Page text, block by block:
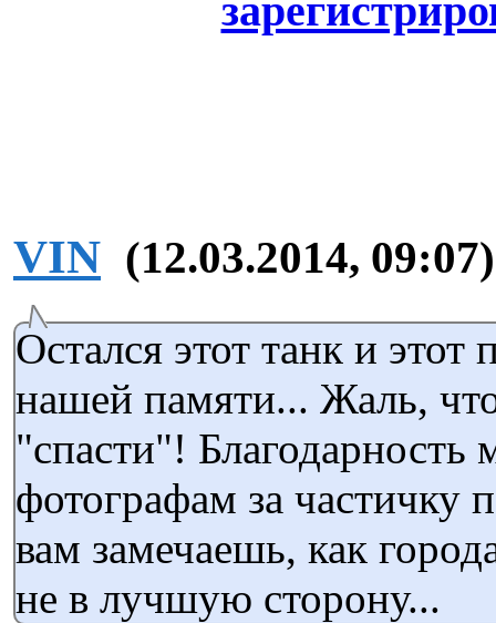
VIN (12.03.2014, 09:07)
Остался этот танк и этот
нашей памяти... Жаль,
"спасти"! Благодарность
фотографам за частичку
вам замечаешь, как
не в лучшую сторону...